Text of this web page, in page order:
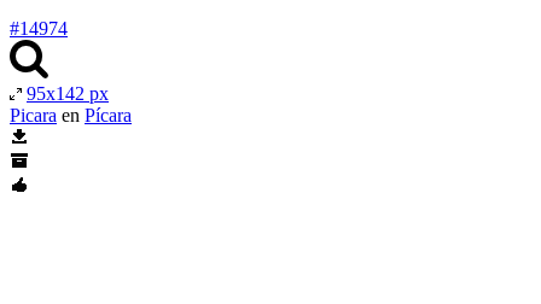
#14974
95x142 px
Picara en Pícara